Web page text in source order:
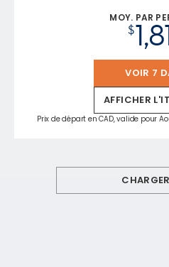
MOY. PAR
$
VOIR 7
AFFICHER
Prix de départ en CAD, valide pour